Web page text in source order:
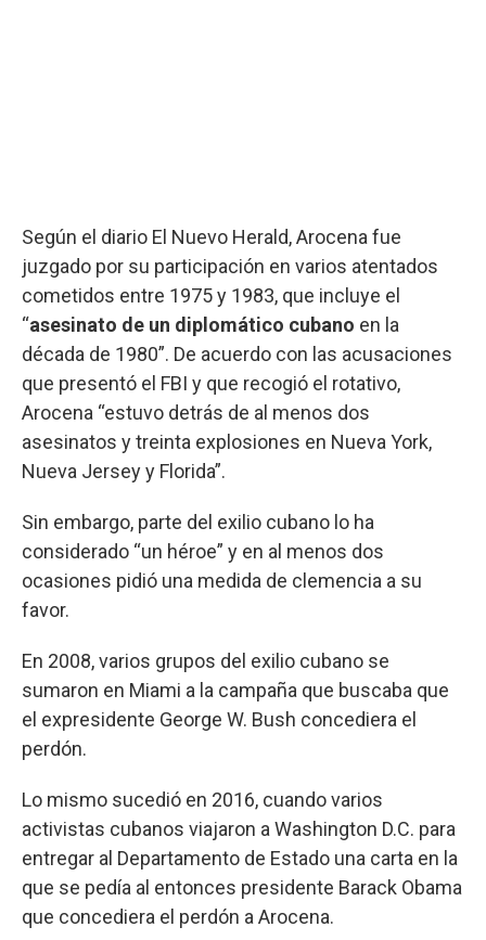
Según el diario El Nuevo Herald, Arocena fue
juzgado por su participación en varios atentados
cometidos entre 1975 y 1983, que incluye el
“asesinato de un diplomático cubano en la
década de 1980”. De acuerdo con las acusaciones
que presentó el FBI y que recogió el rotativo,
Arocena “estuvo detrás de al menos dos
asesinatos y treinta explosiones en Nueva York,
Nueva Jersey y Florida”.
Sin embargo, parte del exilio cubano lo ha
considerado “un héroe” y en al menos dos
ocasiones pidió una medida de clemencia a su
favor.
En 2008, varios grupos del exilio cubano se
sumaron en Miami a la campaña que buscaba que
el expresidente George W. Bush concediera el
perdón.
Lo mismo sucedió en 2016, cuando varios
activistas cubanos viajaron a Washington D.C. para
entregar al Departamento de Estado una carta en la
que se pedía al entonces presidente Barack Obama
que concediera el perdón a Arocena.